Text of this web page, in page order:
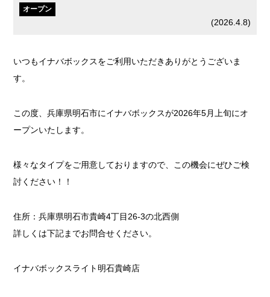
オープン
(2026.4.8)
いつもイナバボックスをご利用いただきありがとうございま
す。
この度、兵庫県明石市にイナバボックスが2026年5月上旬にオ
ープンいたします。
様々なタイプをご用意しておりますので、この機会にぜひご検
討ください！！
住所：兵庫県明石市貴崎4丁目26-3の北西側
詳しくは下記までお問合せください。
イナバボックスライト明石貴崎店